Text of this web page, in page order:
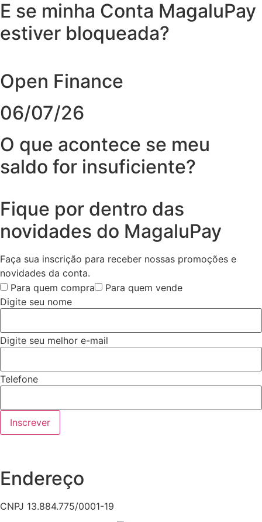
E se minha Conta MagaluPay
estiver bloqueada?
Open Finance
06/07/26
O que acontece se meu
saldo for insuficiente?
Fique por dentro das
novidades do MagaluPay
Faça sua inscrição para receber nossas promoções e
novidades da conta.
Para quem compra
Para quem vende
Digite seu nome
Digite seu melhor e-mail
Telefone
Inscrever
Endereço
CNPJ 13.884.775/0001-19